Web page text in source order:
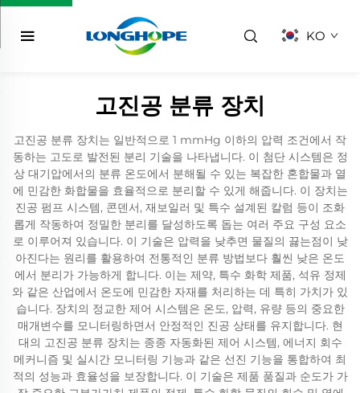
KO
고진공 분류 장치
고진공 분류 장치는 일반적으로 1 mmHg 이하의 압력 조건에서 작
동하는 고도로 발전된 분리 기술을 나타냅니다. 이 첨단 시스템은 정
상 대기압에서의 분류 온도에서 분해될 수 있는 복잡한 혼합물과 열
에 민감한 화합물을 효율적으로 분리할 수 있게 해줍니다. 이 장치는
진공 펌프 시스템, 콘덴서, 재보일러 및 특수 설계된 칼럼 등이 조화
롭게 작동하여 정밀한 분리를 달성하도록 돕는 여러 주요 구성 요소
로 이루어져 있습니다. 이 기술은 압력을 낮추면 물질의 끓는점이 낮
아진다는 원리를 활용하여 전통적인 분류 방법보다 훨씬 낮은 온도
에서 분리가 가능하게 합니다. 이는 제약, 특수 화학 제품, 석유 정제
와 같은 산업에서 온도에 민감한 자재를 처리하는 데 특히 가치가 있
습니다. 장치의 정교한 제어 시스템은 온도, 압력, 유량 등의 중요한
매개변수를 모니터링하면서 안정적인 진공 상태를 유지합니다. 현
대의 고진공 분류 장치는 종종 자동화된 제어 시스템, 에너지 회수
메커니즘 및 실시간 모니터링 기능과 같은 선진 기능을 통합하여 최
적의 성능과 효율성을 보장합니다. 이 기술은 제품 품질과 순도가 가